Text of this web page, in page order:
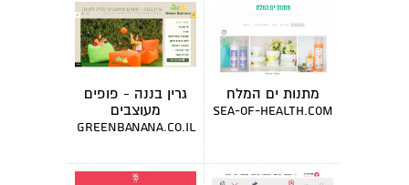
מתנות ים המלח
sea-of-health.com
גרין בננה - פופים
מעוצבים
greenbanana.co.il